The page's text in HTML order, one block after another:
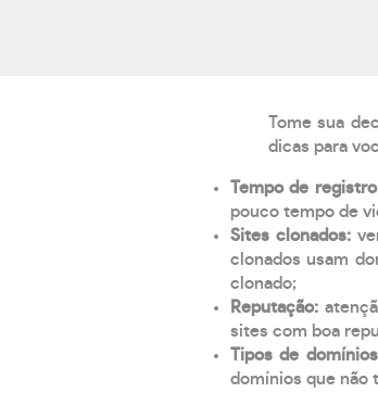
Tome sua
dicas para
Tempo de
pouco tempo de
Sites clonados:
clonados usam
clonado;
Reputação:
sites com boa
Tipos de
domínios que não